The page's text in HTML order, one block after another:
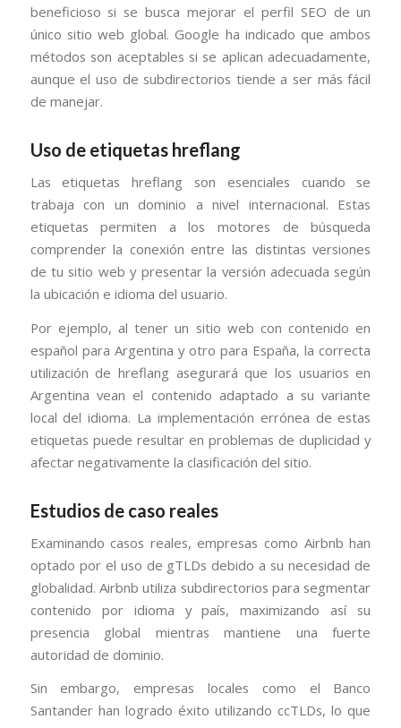
beneficioso si se busca mejorar el perfil SEO de un
único sitio web global. Google ha indicado que ambos
métodos son aceptables si se aplican adecuadamente,
aunque el uso de subdirectorios tiende a ser más fácil
de manejar.
Uso de etiquetas hreflang
Las etiquetas hreflang son esenciales cuando se
trabaja con un dominio a nivel internacional. Estas
etiquetas permiten a los motores de búsqueda
comprender la conexión entre las distintas versiones
de tu sitio web y presentar la versión adecuada según
la ubicación e idioma del usuario.
Por ejemplo, al tener un sitio web con contenido en
español para Argentina y otro para España, la correcta
utilización de hreflang asegurará que los usuarios en
Argentina vean el contenido adaptado a su variante
local del idioma. La implementación errónea de estas
etiquetas puede resultar en problemas de duplicidad y
afectar negativamente la clasificación del sitio.
Estudios de caso reales
Examinando casos reales, empresas como Airbnb han
optado por el uso de gTLDs debido a su necesidad de
globalidad. Airbnb utiliza subdirectorios para segmentar
contenido por idioma y país, maximizando así su
presencia global mientras mantiene una fuerte
autoridad de dominio.
Sin embargo, empresas locales como el Banco
Santander han logrado éxito utilizando ccTLDs, lo que